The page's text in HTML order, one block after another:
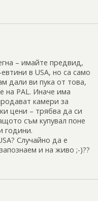
– имайте предвид,
в USA, но са само
дали ви пука от това,
на PAL. Иначе има
камери за
цени – трябва да си
съм купувал поне
години.
Случайно да е
и на живо ;-)??